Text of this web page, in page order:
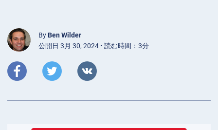
By Ben Wilder
公開日 3月 30, 2024 • 読む時間：3分